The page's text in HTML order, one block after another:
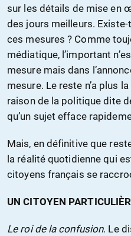
sur les détails de mise en
des jours meilleurs.
ces mesures ? Comme
médiatique, l’important
mesure mais dans
mesure. Le reste n’a plus
raison de la politique dite
qu’un sujet efface
Mais, en définitive que
la réalité quotidienne qui
citoyens français se
UN CITOYEN
Le roi de la confusion. Le